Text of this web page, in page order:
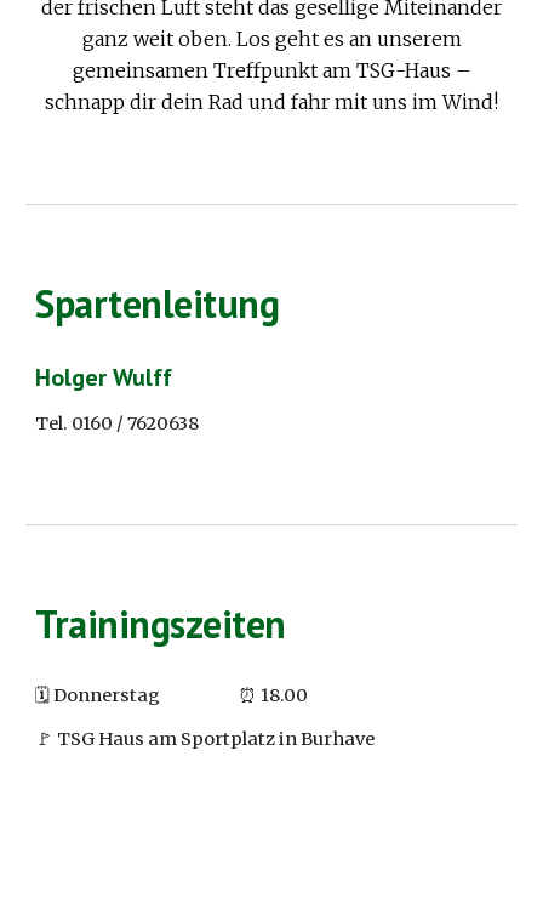
der frischen Luft steht das gesellige Miteinander
ganz weit oben. Los geht es an unserem
gemeinsamen Treffpunkt am TSG-Haus –
schnapp dir dein Rad und fahr mit uns im Wind!
Spartenleitung
Holger Wulff
Tel. 0160 / 7620638
Trainingszeiten
🗓️Donnerstag ⏰ 18.00
🚩 TSG Haus am Sportplatz in Burhave